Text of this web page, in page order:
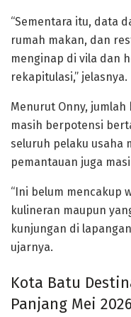
“Sementara itu, data
rumah makan, dan
menginap di vila dan
rekapitulasi,” jelasnya.
Menurut Onny,
masih berpotensi
seluruh pelaku usaha
pemantauan juga
“Ini belum mencakup
kulineran maupun
kunjungan di
ujarnya.
Kota Batu
Panjang Mei